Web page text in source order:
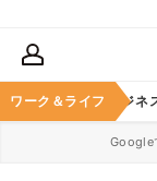
ワーク＆ライフ
キャリア ビジネ
Google